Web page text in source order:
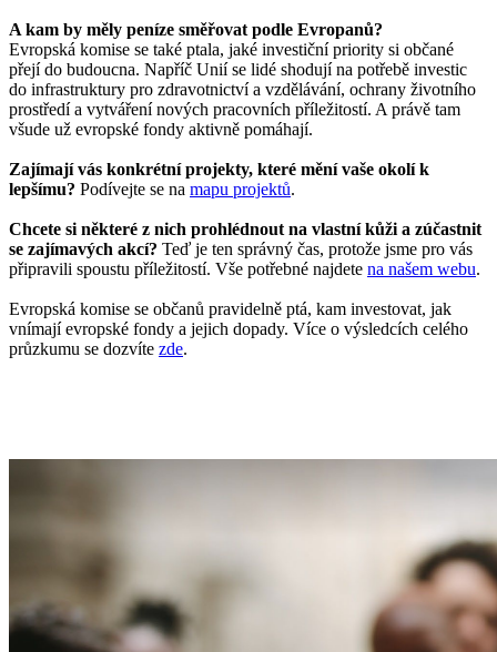
A kam by měly peníze směřovat podle Evropanů?
Evropská komise se také ptala, jaké investiční priority si občané
přejí do budoucna. Napříč Unií se lidé shodují na potřebě investic
do infrastruktury pro zdravotnictví a vzdělávání, ochrany životního
prostředí a vytváření nových pracovních příležitostí. A právě tam
všude už evropské fondy aktivně pomáhají.
Zajímají vás konkrétní projekty, které mění vaše okolí k
lepšímu? Podívejte se na mapu projektů.
Chcete si některé z nich prohlédnout na vlastní kůži a zúčastnit
se zajímavých akcí? Teď je ten správný čas, protože jsme pro vás
připravili spoustu příležitostí. Vše potřebné najdete na našem webu.
Evropská komise se občanů pravidelně ptá, kam investovat, jak
vnímají evropské fondy a jejich dopady. Více o výsledcích celého
průzkumu se dozvíte zde.